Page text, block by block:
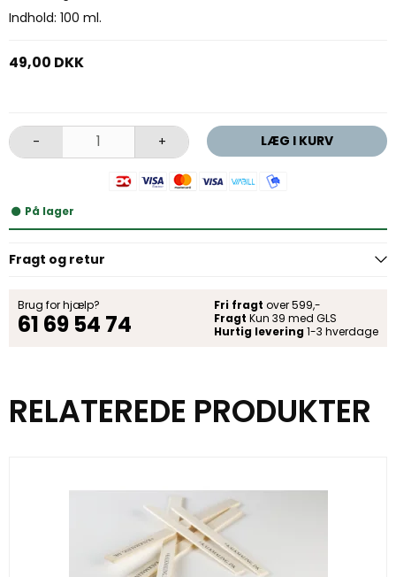
Indhold: 100 ml.
49,00 DKK
- + LÆG I KURV
På lager
Fragt og retur
Brug for hjælp?
61 69 54 74
Fri fragt over 599,-
Fragt Kun 39 med GLS
Hurtig levering 1-3 hverdage
RELATEREDE PRODUKTER